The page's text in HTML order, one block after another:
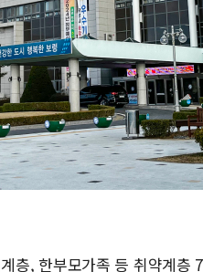
층, 한부모가족 등 취약계층